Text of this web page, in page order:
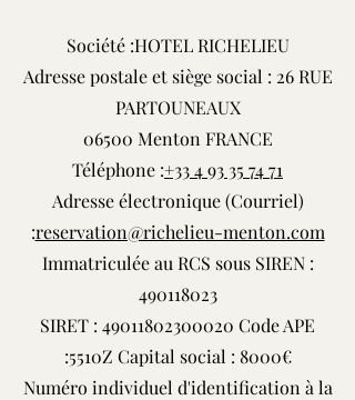
Société :HOTEL RICHELIEU
Adresse postale et siège social : 26 RUE
PARTOUNEAUX
06500 Menton FRANCE
Téléphone :+33 4 93 35 74 71
Adresse électronique (Courriel)
:reservation@richelieu-menton.com
Immatriculée au RCS sous SIREN :
490118023
SIRET : 49011802300020 Code APE
:5510Z Capital social : 8000€
Numéro individuel d'identification à la